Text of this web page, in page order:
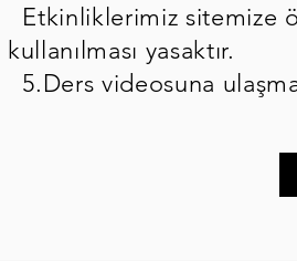
Etkinliklerimiz sitemize
kullanılması yasaktır.
5.Ders videosuna